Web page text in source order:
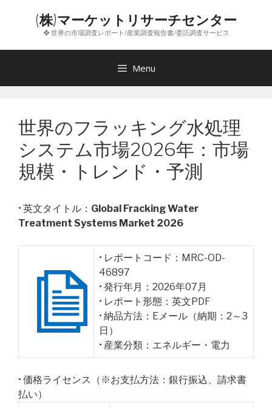
ン
(株)マーケットリサーチセンター
❖ 世界の市場調査レポート/産業調査報告書/委託調査サービス
Menu
世界のフラッキング水処理
システム市場2026年：市場
規模・トレンド・予測
• 英文タイトル： Global Fracking Water
Treatment Systems Market 2026
• レポートコード：MRC-OD-
46897
• 発行年月：2026年07月
• レポート形態：英文PDF
• 納品方法：Eメール（納期：2～3
日）
• 産業分類：エネルギー・電力
• 価格ライセンス（※お支払方法：銀行振込、請求書
払い）